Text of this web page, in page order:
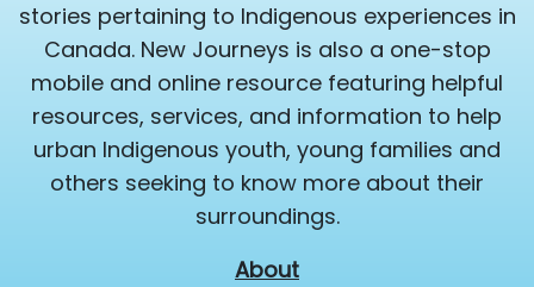
stories pertaining to Indigenous experiences in
Canada. New Journeys is also a one-stop
mobile and online resource featuring helpful
resources, services, and information to help
urban Indigenous youth, young families and
others seeking to know more about their
surroundings.
About